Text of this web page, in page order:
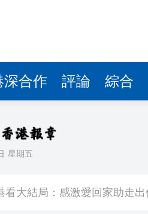
深合作 評論 綜合
星期五
大結局：感激愛回家助走